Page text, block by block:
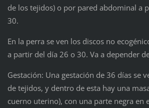
de los tejidos) o por pared abdominal a
30.
En la perra se ven los discos no
a partir del día 26 o 30. Va a depender
Gestación: Una gestación de 36 días se
de tejidos, y dentro de esta hay una
cuerno uterino), con una parte negra en